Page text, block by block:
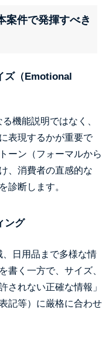
案件で発揮すべき
ズ（Emotional
機能説明ではなく、
表現するかが重要で
ーン（フォーマルから
、消費者の直感的な
診断します。
ング
日用品まで多様な情
書く一方で、サイズ、
されない正確な情報」
記等）に厳格に合わせ